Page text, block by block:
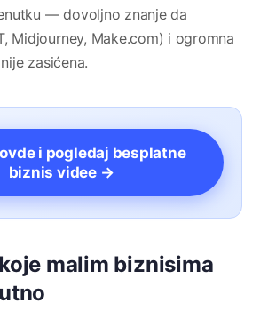
— dovoljno znanje da
Midjourney, Make.com) i ogromna
zasićena.
i pogledaj besplatne
biznis videe →
malim biznisima